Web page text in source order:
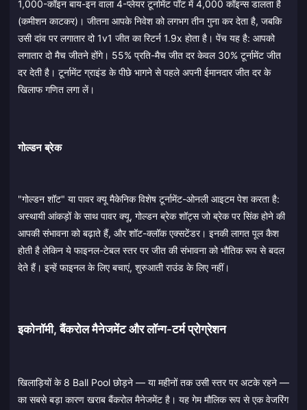
1,000-कॉइन बाय-इन वाला 4-प्लेयर टूर्नामेंट पॉट में 4,000 कॉइन्स डालता है
(कमीशन काटकर)। जीतना आपके निवेश को लगभग तीन गुना कर देता है, जबकि
उसी दांव पर लगातार दो 1v1 जीत का रिटर्न 1.9x होता है। पेंच यह है: आपको
लगातार दो मैच जीतने होंगे। 55% प्रति-मैच जीत दर केवल 30% टूर्नामेंट जीत
दर देती है। टूर्नामेंट ग्राइंड के पीछे भागने से पहले अपनी ईमानदार जीत दर के
खिलाफ गणित लगा लें।
गोल्डन ब्रेक
"गोल्डन शॉट" या पावर क्यू मैकेनिक विशेष टूर्नामेंट-ओनली आइटम पेश करता है:
अस्थायी आंकड़ों के साथ पावर क्यू, गोल्डन ब्रेक शॉट्स जो ब्रेक पर सिंक होने की
आपकी संभावना को बढ़ाते हैं, और शॉट-क्लॉक एक्सटेंडर। इनकी लागत पूल कैश
होती है लेकिन ये फाइनल-टेबल स्तर पर जीत की संभावना को भौतिक रूप से बदल
देते हैं। इन्हें फाइनल के लिए बचाएं, शुरुआती राउंड के लिए नहीं।
इकोनॉमी, बैंकरोल मैनेजमेंट और लॉन्ग-टर्म प्रोग्रेशन
खिलाड़ियों के 8 Ball Pool छोड़ने — या महीनों तक उसी स्तर पर अटके रहने —
का सबसे बड़ा कारण खराब बैंकरोल मैनेजमेंट है। यह गेम मौलिक रूप से एक वेजरिंग